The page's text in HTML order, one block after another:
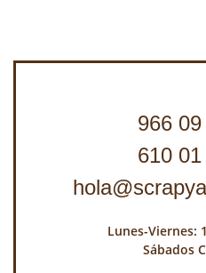
966
610
Lunes-Viernes:
Sábados